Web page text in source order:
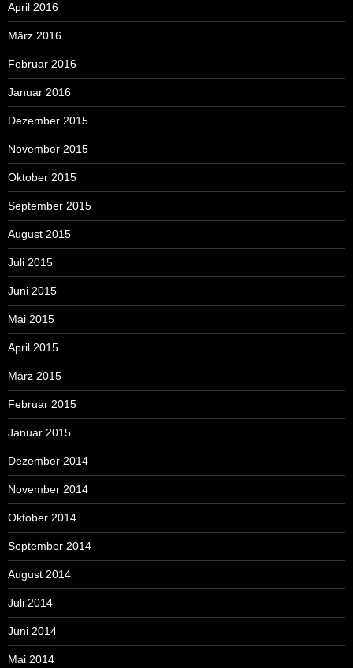
April 2016
März 2016
Februar 2016
Januar 2016
Dezember 2015
November 2015
Oktober 2015
September 2015
August 2015
Juli 2015
Juni 2015
Mai 2015
April 2015
März 2015
Februar 2015
Januar 2015
Dezember 2014
November 2014
Oktober 2014
September 2014
August 2014
Juli 2014
Juni 2014
Mai 2014